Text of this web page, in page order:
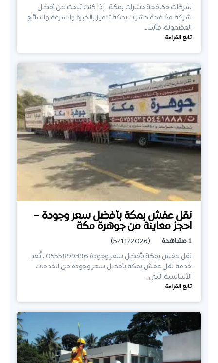
شركات مكافحة حشرات بمكة ، إذا كنت تبحث عن أفضل
شركة مكافحة حشرات بمكة تتميز بالخبرة والسرعة والنتائج
المضمونة، فأنت…
تابع القراءة
نقل عفش بمكة بأفضل سعر وجودة –
احجز معاينة من جوهرة مكة
1مشاهدة
(5/11/2026)
نقل عفش بمكة بأفضل سعر وجودة 0555899396 ، تُعد
خدمة نقل عفش بمكة بأفضل سعر وجودة من الخدمات
الأساسية التي…
تابع القراءة